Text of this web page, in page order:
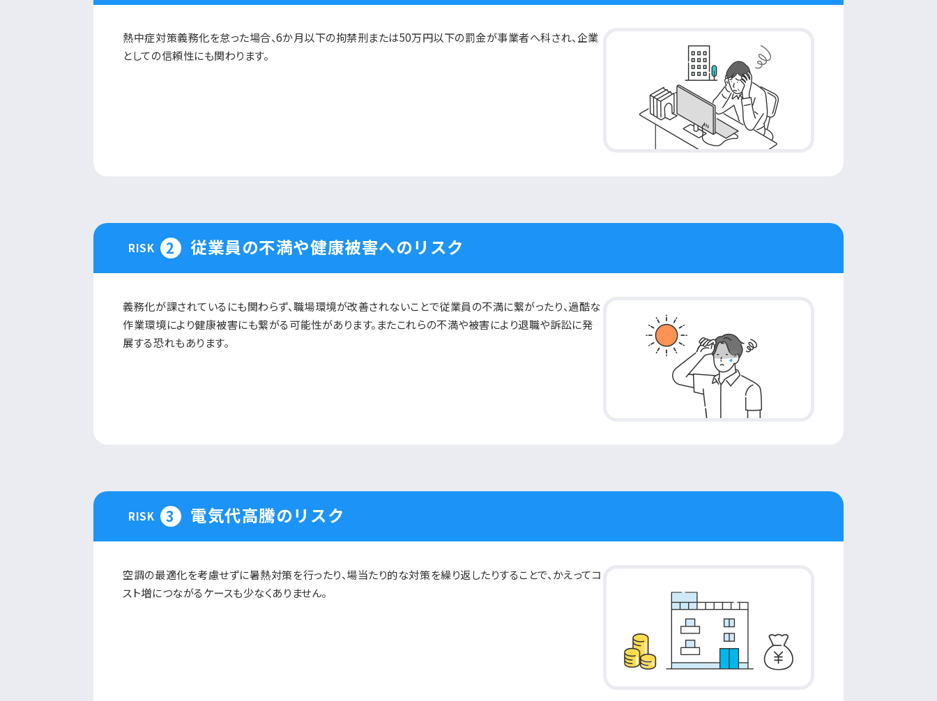
熱中症対策義務化を怠った場合、6か月以下の拘禁刑または50万円以下の罰金が事業者へ科され、企業
としての信頼性にも関わります。
RISK 2 従業員の不満や健康被害へのリスク
義務化が課されているにも関わらず、職場環境が改善されないことで従業員の不満に繋がったり、過酷な
作業環境により健康被害にも繋がる可能性があります。またこれらの不満や被害により退職や訴訟に発
展する恐れもあります。
RISK 3 電気代高騰のリスク
空調の最適化を考慮せずに暑熱対策を行ったり、場当たり的な対策を繰り返したりすることで、かえってコ
スト増につながるケースも少なくありません。